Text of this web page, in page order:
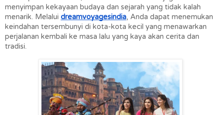
menyimpan kekayaan budaya dan sejarah yang tidak kalah
menarik. Melalui dreamvoyagesindia, Anda dapat menemukan
keindahan tersembunyi di kota-kota kecil yang menawarkan
perjalanan kembali ke masa lalu yang kaya akan cerita dan
tradisi.